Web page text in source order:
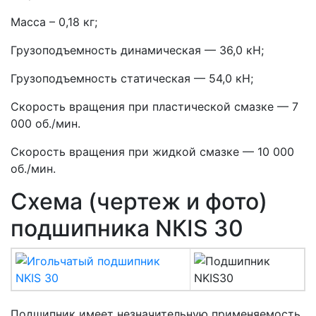
Масса – 0,18 кг;
Грузоподъемность динамическая — 36,0 кН;
Грузоподъемность статическая — 54,0 кН;
Скорость вращения при пластической смазке — 7
000 об./мин.
Скорость вращения при жидкой смазке — 10 000
об./мин.
Схема (чертеж и фото)
подшипника NКIS 30